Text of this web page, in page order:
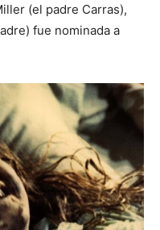
(el padre Carras),
fue nominada a